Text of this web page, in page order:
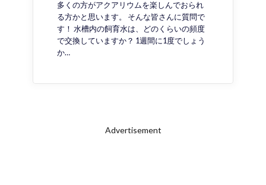
多くの方がアクアリウムを楽しんでおられ
る方かと思います。 そんな皆さんに質問で
す！ 水槽内の飼育水は、どのくらいの頻度
で交換していますか？ 1週間に1度でしょう
か…
Advertisement